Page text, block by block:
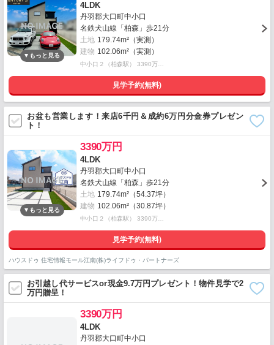
4LDK
丹羽郡大口町中小口
名鉄犬山線「柏森」歩21分
土地 179.74m²（実測）
建物 102.06m²（実測）
中小口２（柏森駅） 3390万…
見学予約(無料)
お盆も営業します！来店6千円＆成約6万円分金券プレゼン
ト！
3390万円
4LDK
丹羽郡大口町中小口
名鉄犬山線「柏森」歩21分
土地 179.74m²（54.37坪）
建物 102.06m²（30.87坪）
中小口２（柏森駅） 3390万…
見学予約(無料)
ハウスドゥ 住宅情報モール江南(株)ライフドゥ・パートナーズ
お引越し代サービスor現金9.7万円プレゼント！物件見学で2
万円贈呈！
3390万円
4LDK
丹羽郡大口町中小口